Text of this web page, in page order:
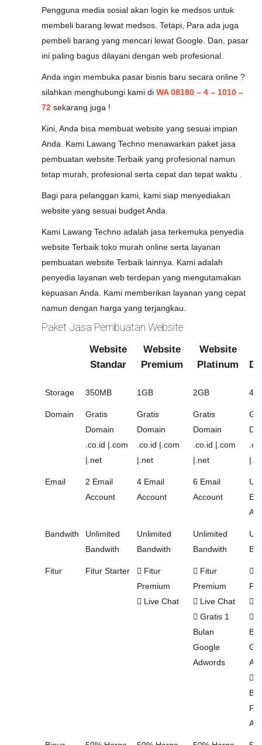
Pengguna media sosial akan login ke medsos untuk
membeli barang lewat medsos. Tetapi, Para ada juga
pembeli barang yang mencari lewat Google. Dan, pasar
ini paling bagus dilayani dengan web profesional.
Anda ingin membuka pasar bisnis baru secara online ?
silahkan menghubungi kami di WA 08180 – 4 – 1010 –
72 sekarang juga !
Kini, Anda bisa membuat website yang sesuai impian
Anda. Kami Lawang Techno menawarkan paket jasa
pembuatan website Terbaik yang profesional namun
tetap murah, profesional serta cepat dan tepat waktu .
Bagi para pelanggan kami, kami siap menyediakan
website yang sesuai budget Anda.
Kami Lawang Techno adalah jasa terkemuka penyedia
website Terbaik toko murah online serta layanan
pembuatan website Terbaik lainnya. Kami adalah
penyedia layanan web terdepan yang mengutamakan
kepuasan Anda. Kami memberikan layanan yang cepat
namun dengan harga yang terjangkau.
Paket Jasa Pembuatan Website
Website
Standar
Website
Premium
Website
Platinum
Storage 350MB 1GB 2GB
Domain
Gratis
Domain
.co.id |.com
|.net
Gratis
Domain
.co.id |.com
|.net
Gratis
Domain
.co.id |.com
|.net
Email
2 Email
Account
4 Email
Account
6 Email
Account
Bandwith
Unlimited
Bandwith
Unlimited
Bandwith
Unlimited
Bandwith
Fitur Fitur Starter
Fitur
Premium
Live Chat
Fitur
Premium
Live Chat
Gratis 1
Bulan
Google
Adwords